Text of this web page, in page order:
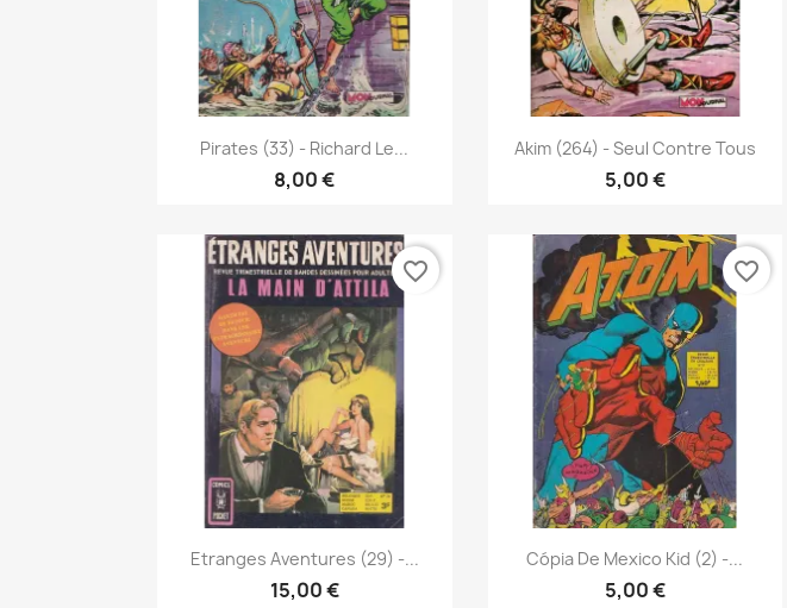
 Vista rápida
Pirates (33) - Richard Le...
8,00 €
Vista rápida
Akim (264) - Seul Contre Tous
5,00 €
Vista rápida
Etranges Aventures (29) -...
15,00 €
favorite_border
Vista rápida
Cópia De Mexico Kid (2) -...
5,00 €
favorite_border